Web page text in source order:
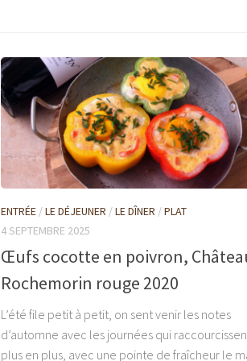
ENTRÉE /LE DÉJEUNER /LE DÎNER /PLAT
4 SEPTEMBRE 2025
Œufs cocotte en poivron,
Rochemorin rouge 2020
L’été file petit à petit, on sent venir les notes
d’automne avec les journées qui
plus en plus, avec une pointe de fraîcheur le